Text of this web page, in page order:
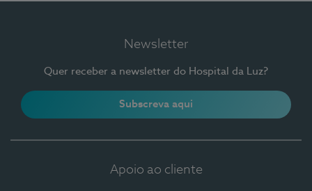
Newsletter
Quer receber a newsletter do Hospital da Luz?
Subscreva aqui
Apoio ao cliente